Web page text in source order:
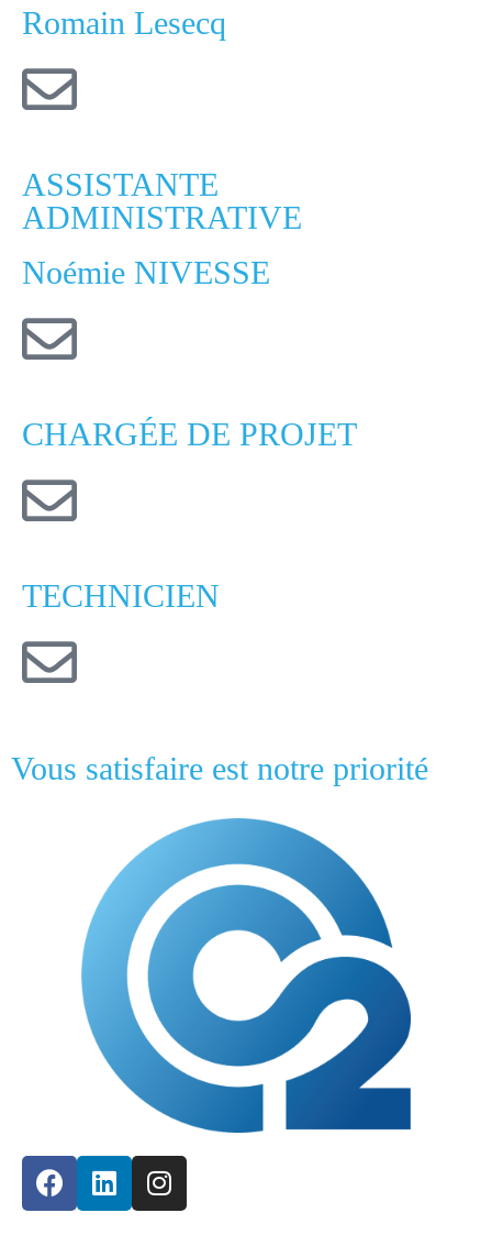
Romain Lesecq
ASSISTANTE
ADMINISTRATIVE
Noémie NIVESSE
CHARGÉE DE PROJET
TECHNICIEN
Vous satisfaire est notre priorité